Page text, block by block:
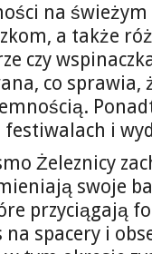
na
a także
czy
co
festiwalach i
Żeleznicy
swoje
przyciągają
na spacery i